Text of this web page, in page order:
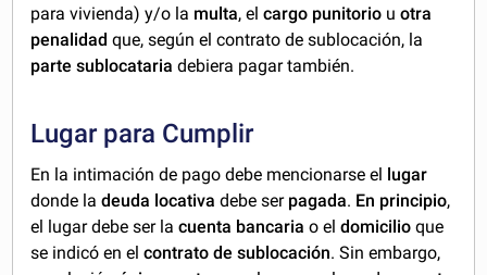
para vivienda) y/o la multa, elcargo punitorio uotra
penalidad que, según el contrato de sublocación, la
parte sublocataria debiera pagar también.
Lugar para Cumplir
En la intimación de pago debe mencionarse el
lugar
donde ladeuda locativa debe ser pagada. En principio,
el lugar debe ser lacuenta bancaria o eldomicilio que
se indicó en elcontrato de sublocación. Sin embargo,